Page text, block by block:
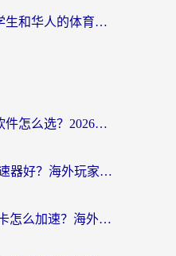
海外如何看中超？留学生和华人的体育赛事观看终极指南（附欧洲杯奥运会观看技巧）
国外玩第九大陆加速软件怎么选？2026终极指南帮你告别延迟卡顿
国外玩BanG用什么加速器好？海外玩家亲测的国服游戏加速终极方案
哈利波特·魔法觉醒太卡怎么加速？海外党亲测有效的国服游戏加速指南